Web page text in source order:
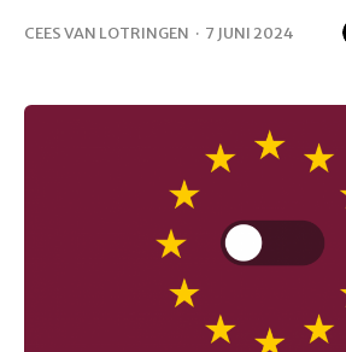
CEES VAN LOTRINGEN · 7 JUNI 2024